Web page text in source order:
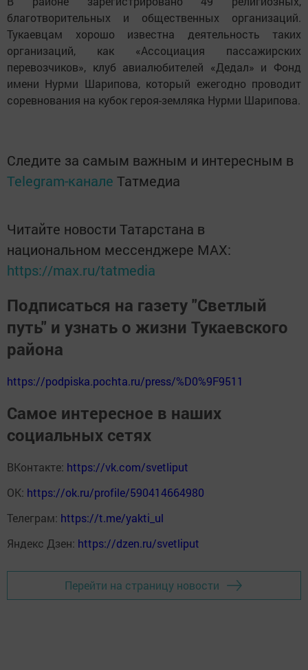
благотворительных и общественных организаций.
Тукаевцам хорошо известна деятельность таких
организаций, как «Ассоциация пассажирских
перевозчиков», клуб авиалюбителей «Дедал» и Фонд
имени Нурми Шарипова, который ежегодно проводит
соревнования на кубок героя-земляка Нурми Шарипова.
Следите за самым важным и интересным в
Telegram-канале Татмедиа
Читайте новости Татарстана в
национальном мессенджере MАХ:
https://max.ru/tatmedia
Подписаться на газету "Светлый
путь" и узнать о жизни Тукаевского
района
https://podpiska.pochta.ru/press/%D0%9F9511
Самое интересное в наших
социальных сетях
ВКонтакте: https://vk.com/svetliput
ОК: https://ok.ru/profile/590414664980
Телеграм: https://t.me/yakti_ul
Яндекс Дзен: https://dzen.ru/svetliput
Перейти на страницу новости